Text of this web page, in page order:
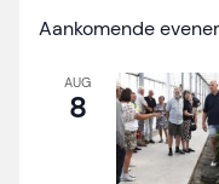
Aankomende
AUG
8